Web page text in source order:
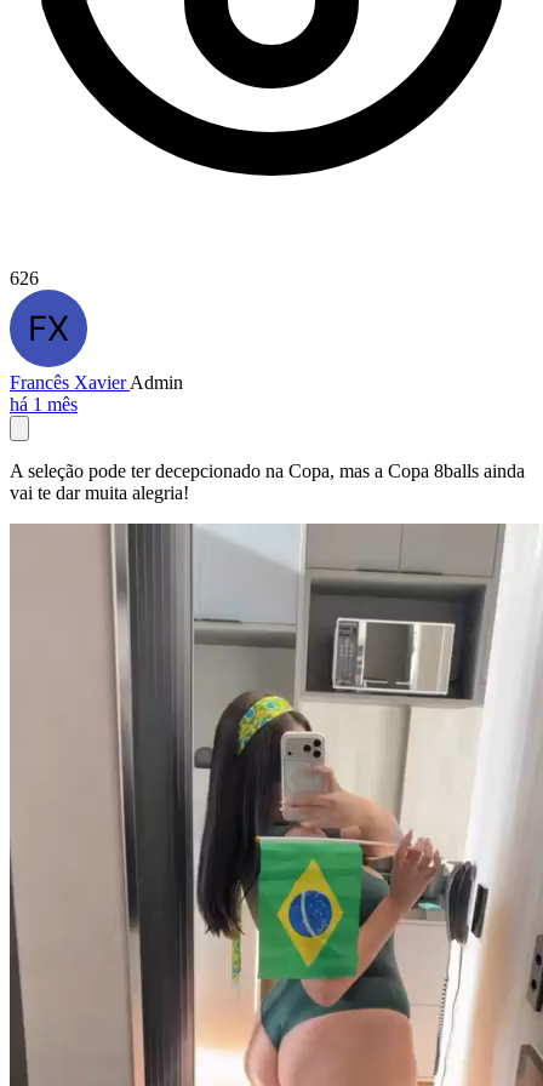
626
Francês XavierAdmin
há 1 mês
A seleção pode ter decepcionado na Copa, mas a Copa 8balls ainda
vai te dar muita alegria!